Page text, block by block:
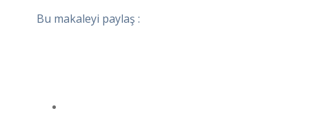
Bu makaleyi paylaş :